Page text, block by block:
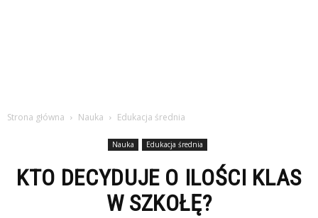
Strona główna Nauka Edukacja średnia
Nauka Edukacja średnia
KTO DECYDUJE O ILOŚCI KLAS
W SZKOŁĘ?